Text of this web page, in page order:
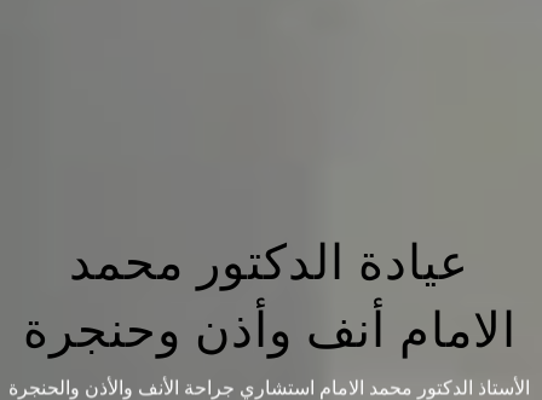
عيادة الدكتور محمد
الامام أنف وأذن وحنجرة
الأستاذ الدكتور محمد الامام استشاري جراحة الأنف والأذن والحنجرة